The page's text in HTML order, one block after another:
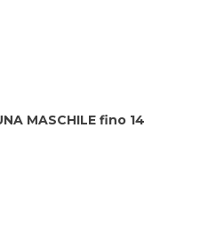
MASCHILE fino 14